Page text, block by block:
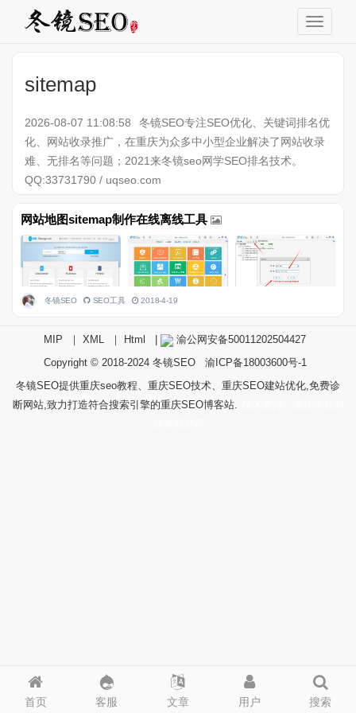
sitemap
2026-08-07 11:08:58
冬镜SEO专注SEO优化、关键词排名优
化、网站收录推广，在重庆为众多中小型企业解决了网站收录
难、无排名等问题；2021来冬镜seo网学SEO排名技术。
QQ:33731790 / uqseo.com
网站地图sitemap制作在线离线工具
冬镜SEO SEO工具 2018-4-19
首页 客服 文章 用户 搜索
MIP ｜ XML ｜ Html
渝公网安备50011202504427
Copyright © 2018-2024 冬镜SEO
渝ICP备18003600号-1
冬镜SEO提供重庆seo教程、重庆SEO技术、重庆SEO建站优化,免费诊
断网站,致力打造符合搜索引擎的重庆SEO博客站.